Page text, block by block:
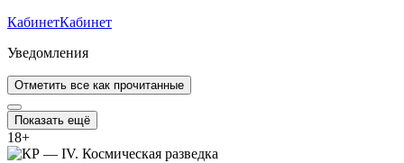
КабинетКабинет
Уведомления
Отметить все как прочитанные
Показать ещё
18+